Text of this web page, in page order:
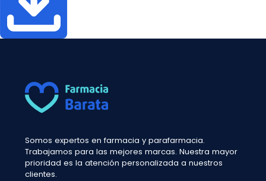
Somos expertos en farmacia y parafarmacia.
Trabajamos para las mejores marcas. Nuestra mayor
prioridad es la atención personalizada a nuestros
clientes.